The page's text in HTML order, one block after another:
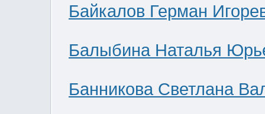
Байкалов Герман
Балыбина Наталья
Банникова Светлана